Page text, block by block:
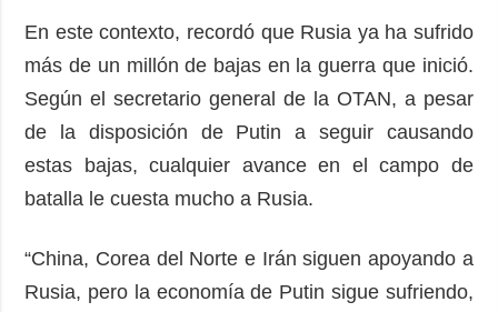
En este contexto, recordó que Rusia ya ha sufrido
más de un millón de bajas en la guerra que inició.
Según el secretario general de la OTAN, a pesar
de la disposición de Putin a seguir causando
estas bajas, cualquier avance en el campo de
batalla le cuesta mucho a Rusia.
“China, Corea del Norte e Irán siguen apoyando a
Rusia, pero la economía de Putin sigue sufriendo,